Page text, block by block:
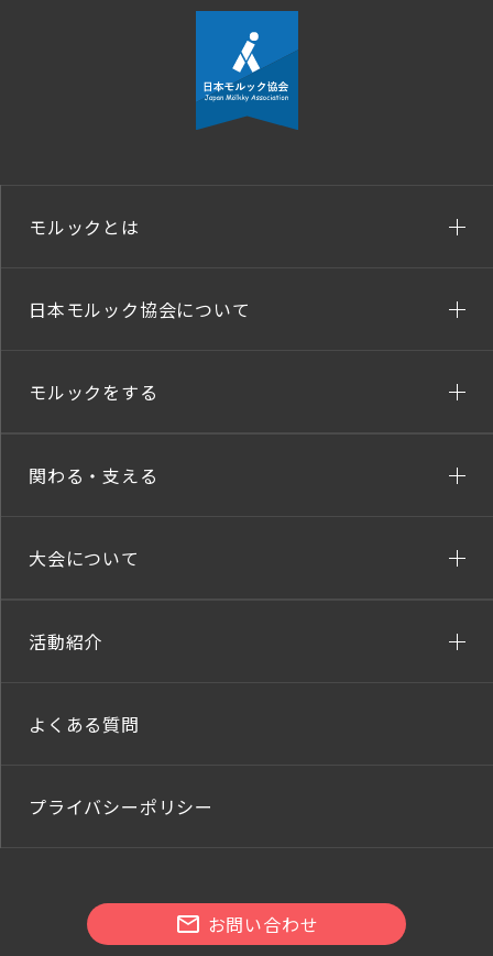
モルックとは
日本モルック協会について
モルックをする
関わる・支える
大会について
活動紹介
よくある質問
プライバシーポリシー
お問い合わせ